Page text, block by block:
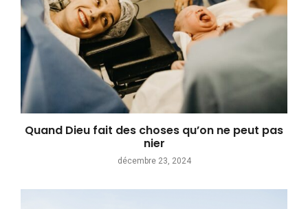
Quand Dieu fait des choses qu’on ne peut pas
nier
décembre 23, 2024